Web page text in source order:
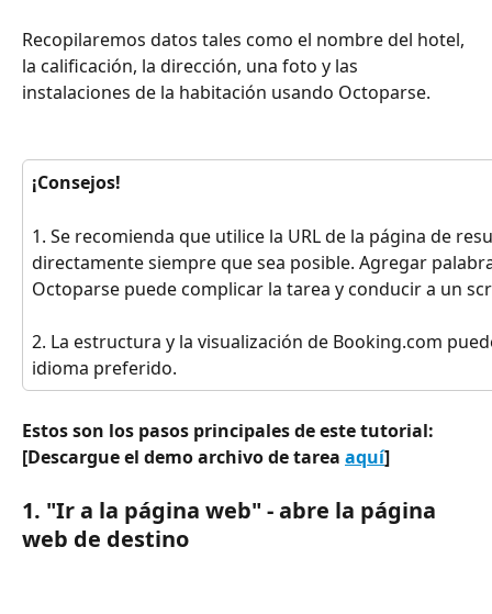
Recopilaremos datos tales como el nombre del hotel,
la calificación, la dirección, una foto y las
instalaciones de la habitación usando Octoparse.
¡Consejos!
1. Se recomienda que utilice la URL de la página de
directamente siempre que sea posible. Agregar
Octoparse puede complicar la tarea y conducir a un
2. La estructura y la visualización de Booking.com
idioma preferido.
Estos son los pasos principales de este tutorial:
[Descargue el demo archivo de tarea aquí]
1. "Ir a la página web" - abre la página
web de destino